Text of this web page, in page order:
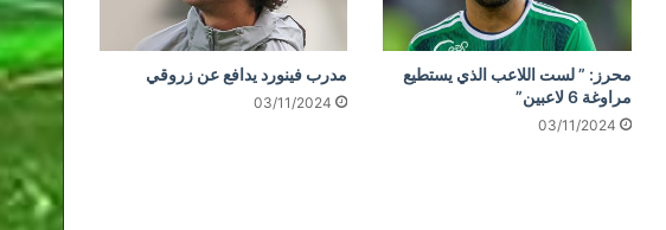
محرز: ” لست اللاعب الذي يستطيع
مراوغة 6 لاعبين”
03/11/2024
مدرب فينورد يدافع عن زروقي
03/11/2024